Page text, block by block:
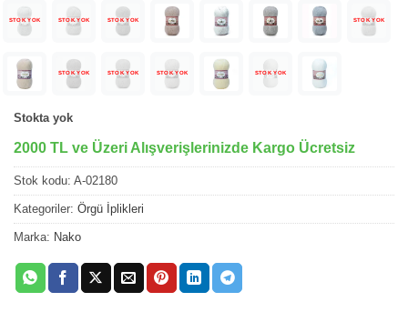
STOK YOK STOK YOK STOK YOK STOK YOK
STOK YOK STOK YOK STOK YOK STOK YOK
Stokta yok
2000 TL ve Üzeri Alışverişlerinizde Kargo Ücretsiz
Stok kodu: A-02180
Kategoriler: Örgü İplikleri
Marka: Nako